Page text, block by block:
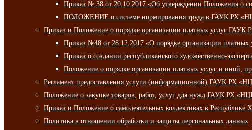
Приказ № 38 от 20.10.2017 «Об утверждении Положения о
ПОЛОЖЕНИЕ о системе нормирования труда в ГАУК РХ
Приказ и Положение о порядке организации платных услуг
Приказ №48 от 28.12.2017 «О порядке организации платных
Приказ о создании республиканского художественно-
Положение о порядке организации платных услуг и иной,
Регламент предоставления услуги (информационной) ГАУК РХ
Положение о закупке товаров, работ, услуг для нужд ГАУК РХ
Приказ и Положение о самодеятельных коллективах в Республике
Политика в отношении обработки и защиты персональных данных